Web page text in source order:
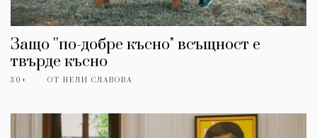
Защо ''по-добре късно" всъщност е
твърде късно
30+ ОТ НЕЛИ СЛАВОВА